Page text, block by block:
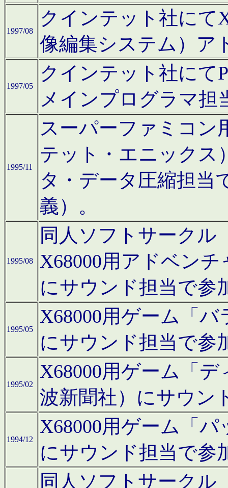
1997/08
クインテット社にて
像編集システム）ア
1997/05
クインテット社にて
メインプログラマ担
1995/11
スーパーファミコン
テット・エニックス
タ・データ圧縮担当
義）。
1995/08
同人ソフトサークル
X68000用アドベン
にサウンド担当で参
1995/05
X68000用ゲーム「
にサウンド担当で参
1995/02
X68000用ゲーム「
波新聞社）にサウン
1994/12
X68000用ゲーム「
にサウンド担当で参
同人ソフトサークル